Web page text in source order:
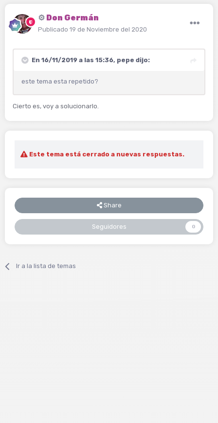
⚙️ Don Germán
Publicado 19 de Noviembre del 2020
En 16/11/2019 a las 15:36, pepe dijo:
este tema esta repetido?
Cierto es, voy a solucionarlo.
Este tema está cerrado a nuevas respuestas.
Share
Seguidores 0
Ir a la lista de temas